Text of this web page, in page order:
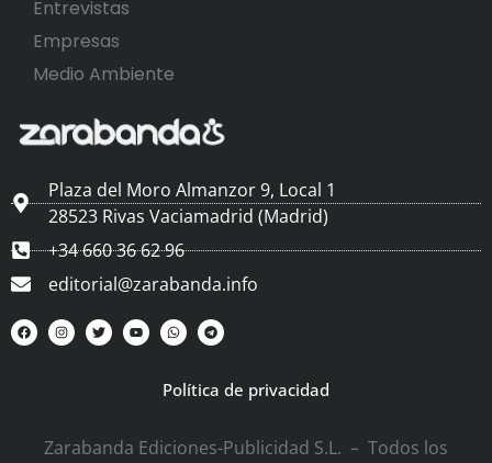
Entrevistas
Empresas
Medio Ambiente
Plaza del Moro Almanzor 9, Local 1
28523 Rivas Vaciamadrid (Madrid)
+34 660 36 62 96
editorial@zarabanda.info
Política de privacidad
Zarabanda Ediciones-Publicidad S.L. – Todos los